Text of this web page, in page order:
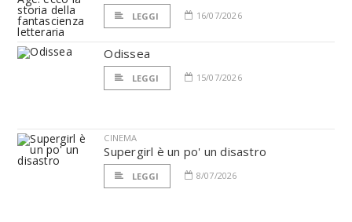
LEGGI 16/07/2026
Odissea
LEGGI 15/07/2026
CINEMA
Supergirl è un po' un disastro
LEGGI 8/07/2026